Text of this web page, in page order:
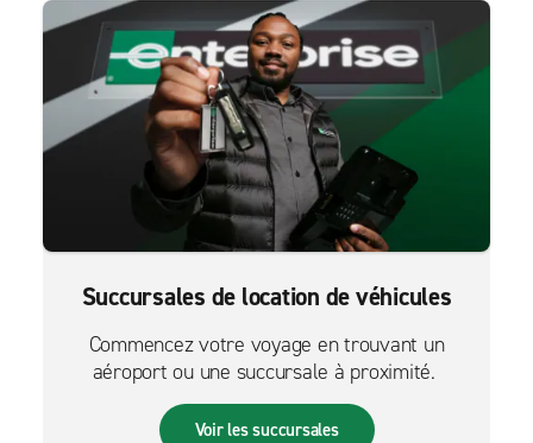
Succursales de location de véhicules
Commencez votre voyage en trouvant un
aéroport ou une succursale à proximité.
Voir les succursales